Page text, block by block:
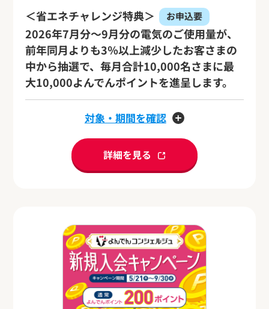
＜省エネチャレンジ特典＞
お申込要
2026年7月分～9月分の電気のご使用量が、
前年同月よりも3％以上減少したお客さまの
中から抽選で、毎月合計10,000名さまに最
大10,000よんでんポイントを進呈します。
対象・期間を確認
詳細を見る